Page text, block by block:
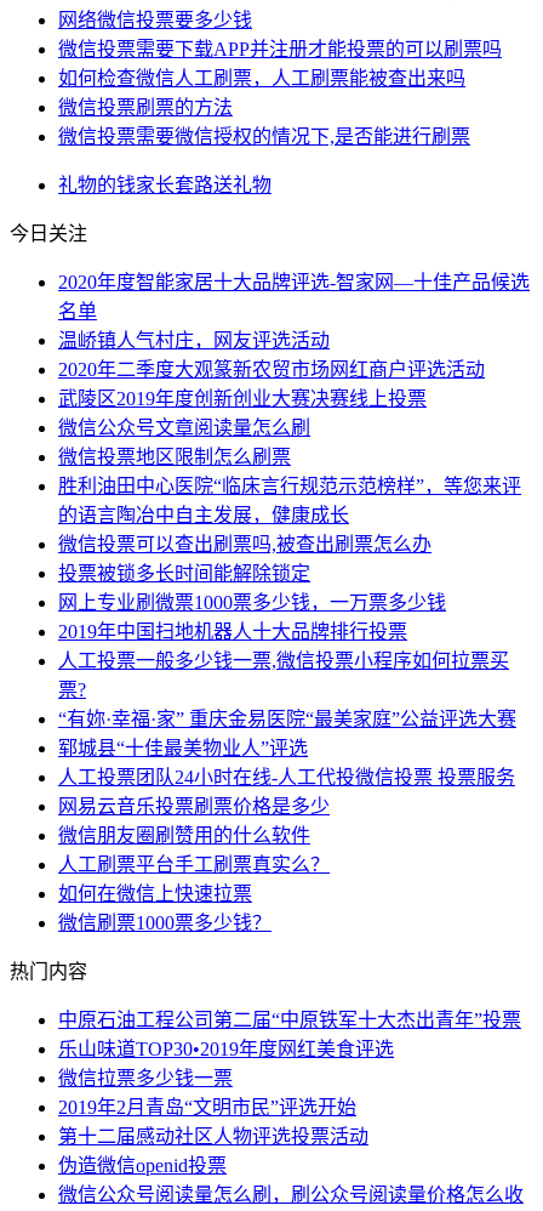
网络微信投票要多少钱
微信投票需要下载APP并注册才能投票的可以刷票吗
如何检查微信人工刷票，人工刷票能被查出来吗
微信投票刷票的方法
微信投票需要微信授权的情况下,是否能进行刷票
礼物的钱家长套路送礼物
今日关注
2020年度智能家居十大品牌评选-智家网—十佳产品候选
名单
温峤镇人气村庄，网友评选活动
2020年二季度大观篆新农贸市场网红商户评选活动
武陵区2019年度创新创业大赛决赛线上投票
微信公众号文章阅读量怎么刷
微信投票地区限制怎么刷票
胜利油田中心医院“临床言行规范示范榜样”，等您来评
的语言陶冶中自主发展，健康成长
微信投票可以查出刷票吗,被查出刷票怎么办
投票被锁多长时间能解除锁定
网上专业刷微票1000票多少钱，一万票多少钱
2019年中国扫地机器人十大品牌排行投票
人工投票一般多少钱一票,微信投票小程序如何拉票买
票?
“有妳·幸福·家” 重庆金易医院“最美家庭”公益评选大赛
郓城县“十佳最美物业人”评选
人工投票团队24小时在线-人工代投微信投票 投票服务
网易云音乐投票刷票价格是多少
微信朋友圈刷赞用的什么软件
人工刷票平台手工刷票真实么？
如何在微信上快速拉票
微信刷票1000票多少钱？
热门内容
中原石油工程公司第二届“中原铁军十大杰出青年”投票
乐山味道TOP30•2019年度网红美食评选
微信拉票多少钱一票
2019年2月青岛“文明市民”评选开始
第十二届感动社区人物评选投票活动
伪造微信openid投票
微信公众号阅读量怎么刷，刷公众号阅读量价格怎么收